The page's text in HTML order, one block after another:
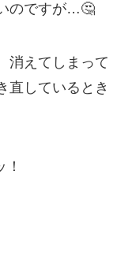
のですが…🤔
消えてしまって
直しているとき